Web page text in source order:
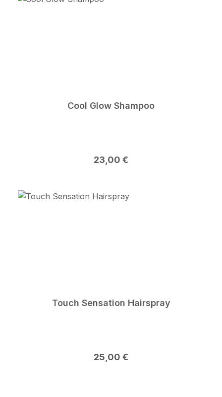
Cool Glow Shampoo
Regulärer Preis:
23,00 €
Touch Sensation Hairspray
Regulärer Preis:
25,00 €